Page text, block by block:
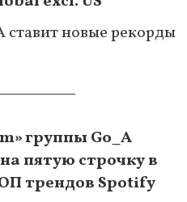
новые рекорды
группы Go_A
пятую строчку в
трендов Spotify